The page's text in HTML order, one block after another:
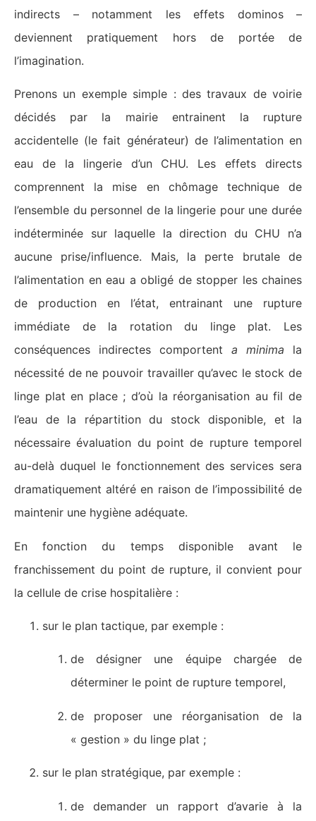
indirects – notamment les effets dominos –
deviennent pratiquement hors de portée de
l’imagination.
Prenons un exemple simple : des travaux de voirie
décidés par la mairie entrainent la rupture
accidentelle (le fait générateur) de l’alimentation en
eau de la lingerie d’un CHU. Les effets directs
comprennent la mise en chômage technique de
l’ensemble du personnel de la lingerie pour une durée
indéterminée sur laquelle la direction du CHU n’a
aucune prise/influence. Mais, la perte brutale de
l’alimentation en eau a obligé de stopper les chaines
de production en l’état, entrainant une rupture
immédiate de la rotation du linge plat. Les
conséquences indirectes comportent a minima la
nécessité de ne pouvoir travailler qu’avec le stock de
linge plat en place ; d’où la réorganisation au fil de
l’eau de la répartition du stock disponible, et la
nécessaire évaluation du point de rupture temporel
au-delà duquel le fonctionnement des services sera
dramatiquement altéré en raison de l’impossibilité de
maintenir une hygiène adéquate.
En fonction du temps disponible avant le
franchissement du point de rupture, il convient pour
la cellule de crise hospitalière :
sur le plan tactique, par exemple :
de désigner une équipe chargée de
déterminer le point de rupture temporel,
de proposer une réorganisation de la
« gestion » du linge plat ;
sur le plan stratégique, par exemple :
de demander un rapport d’avarie à la